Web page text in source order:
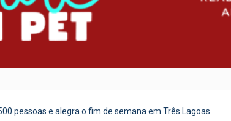
pessoas e alegra o fim de semana em Três Lagoas